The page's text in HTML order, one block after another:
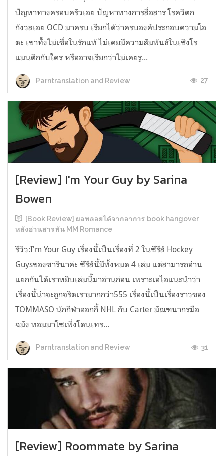
ปัญหาทางครอบครัวเอย ปัญหาทางการสื่อสาร โรควิตก
กังวลเอย OCD มาครบ เรียกได้ว่าครบองค์ประกอบความโอ
ตะ เขาทั้งไม่เชื่อในรักแท้ ไม่เคยมีความสัมพันธ์ในเชิงโร
แมนติกกับใคร หรืออาจเรียกว่าไม่เคยรู...
Parntranslation and Review 27
[Review] I'm Your Guy by Sarina
Bowen
[Book Review] ผลพลอยได้จากอาการ book hangover
หลังอ่านสารพัน MM Romance
รีวิว:I'm Your Guy เรื่องนี้เป็นเรื่องที่ 2 ในซีรีส์ Hockey
Guysของซารินาค่ะ ซีรีส์นี้มีทั้งหมด 4 เล่ม แต่สามารถอ่าน
แยกกันได้เราหยิบเล่มนี้มาอ่านก่อน เพราะเอไอแนะนำว่า
เรื่องนี้น่าจะถูกจริตเรามากกว่า555 เรื่องนี้เป็นเรื่องราวของ
TOMMASO นักกีฬาฮอกกี้ NHL กับ Carter มัณฑนากรมือ
ฉมัง ทอมมาโซเพิ่งโดนเทร...
Parntranslation and Review 31
[Review] Roommate by Sarina